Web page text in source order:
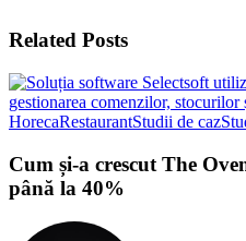
Related Posts
HorecaRestaurantStudii de caz
Cum și-a crescut The
până la 40%